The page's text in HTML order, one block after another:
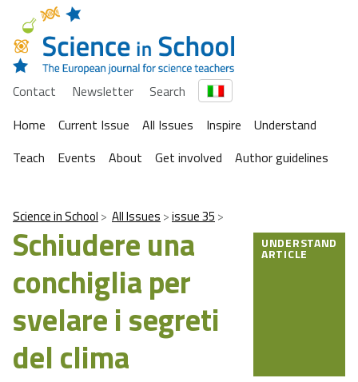
Contact Newsletter
Search
Home
Current Issue All Issues Inspire
Understand
Teach
Events About Get involved Author guidelines
Science in School All Issues issue 35
Schiudere una
conchiglia per
svelare i segreti
del clima
UNDERSTAND
ARTICLE